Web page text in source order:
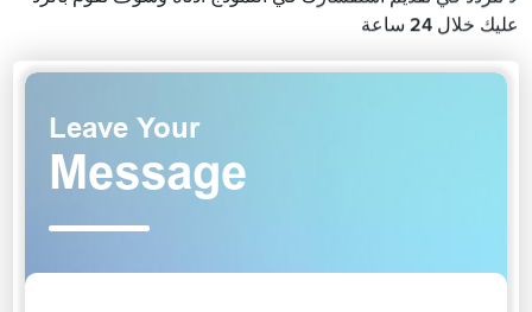
عليك خلال 24 ساعة